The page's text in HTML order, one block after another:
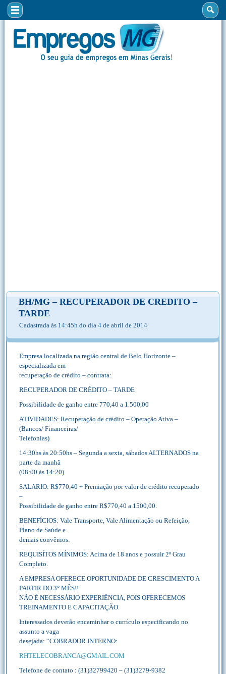
BH/MG – RECUPERADOR DE CREDITO –
TARDE
Cadastrada às 14:45h do dia 4 de abril de 2014
Empresa localizada na região central de Belo Horizonte –
especializada em
recuperação de crédito – contrata:
RECUPERADOR DE CRÉDITO – TARDE
Possibilidade de ganho entre 770,40 a 1.500,00
ATIVIDADES: Recuperação de crédito – Operação Ativa –
(Bancos/ Financeiras/
Telefonias)
14:30hs às 20:50hs – Segunda a sexta, sábados ALTERNADOS na
parte da manhã
(08:00 às 14:20)
SALARIO: R$770,40 + Premiação por valor de crédito recuperado
–
Possibilidade de ganho entre R$770,40 a 1500,00.
BENEFÍCIOS: Vale Transporte, Vale Alimentação ou Refeição,
Plano de Saúde e
demais convênios.
REQUISÍTOS MÍNIMOS: Acima de 18 anos e possuir 2º Grau
Completo.
A EMPRESA OFERECE OPORTUNIDADE DE CRESCIMENTO A
PARTIR DO 3° MÊS!!
NÃO É NECESSÁRIO EXPERIÊNCIA, POIS OFERECEMOS
TREINAMENTO E CAPACITAÇÃO.
Interessados deverão encaminhar o currículo especificando no
assunto a vaga
desejada: “COBRADOR INTERNO:
RHTELECOBRANCA@GMAIL.COM
Telefone de contato : (31)32799420 – (31)3279-9382